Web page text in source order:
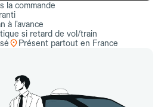
la commande
à l’avance
si retard de vol/train
Présent partout en France